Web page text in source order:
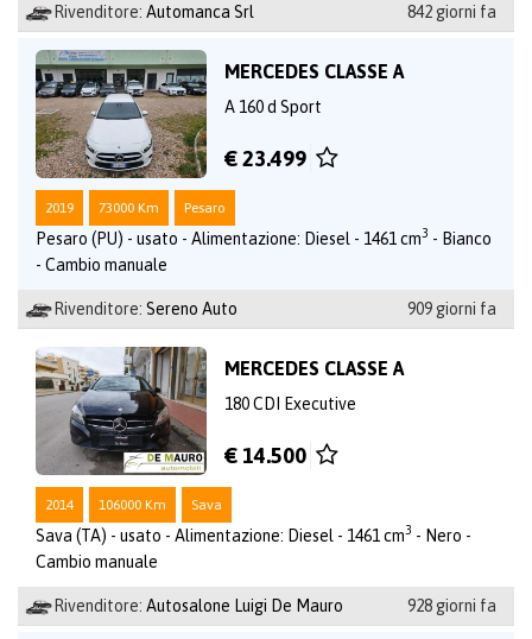
Rivenditore: Automanca Srl 842 giorni fa
MERCEDES CLASSE A
A 160 d Sport
€ 23.499
2019 73000 Km Pesaro
Pesaro (PU) - usato - Alimentazione: Diesel - 1461 cm3 - Bianco
- Cambio manuale
Rivenditore: Sereno Auto 909 giorni fa
MERCEDES CLASSE A
180 CDI Executive
€ 14.500
2014 106000 Km Sava
Sava (TA) - usato - Alimentazione: Diesel - 1461 cm3 - Nero -
Cambio manuale
Rivenditore: Autosalone Luigi De Mauro 928 giorni fa